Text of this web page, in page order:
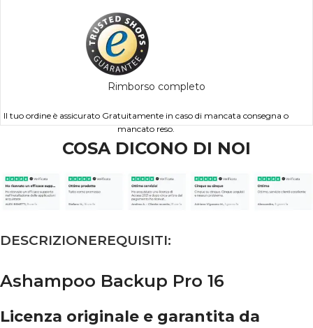
Rimborso completo
Il tuo ordine è assicurato Gratuitamente in caso di mancata consegna o
mancato reso.
COSA DICONO DI NOI
DESCRIZIONEREQUISITI:
Ashampoo Backup Pro 16
Licenza originale e garantita da